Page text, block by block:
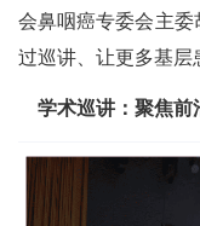
会鼻咽癌专委会主委
过巡讲、让更多基层
学术巡讲：聚焦前